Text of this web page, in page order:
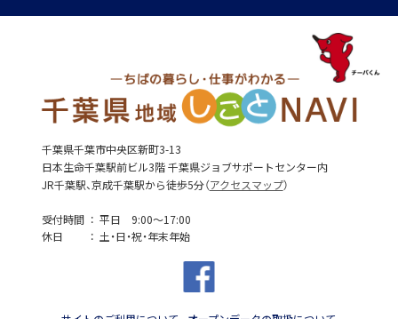
千葉県千葉市中央区新町3-13
日本生命千葉駅前ビル3階 千葉県ジョブサポートセンター内
JR千葉駅、京成千葉駅から徒歩5分（アクセスマップ）
受付時間
平日 9:00～17:00
休日
土・日・祝・年末年始